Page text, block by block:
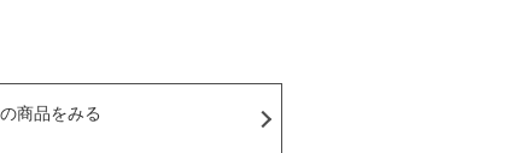
商品をみる